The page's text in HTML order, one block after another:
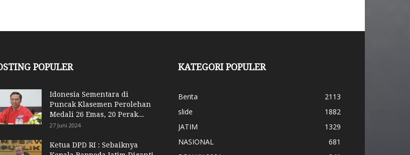
POPULER
Idonesia Sementara di
Puncak Klasemen Perolehan
Medali 26 Emas, 20 Perak...
27 Juni 2024
Ketua DPD RI : Sebaiknya
KATEGORI POPULER
Berita
2113
slide
1882
JATIM
1329
NASIONAL
681